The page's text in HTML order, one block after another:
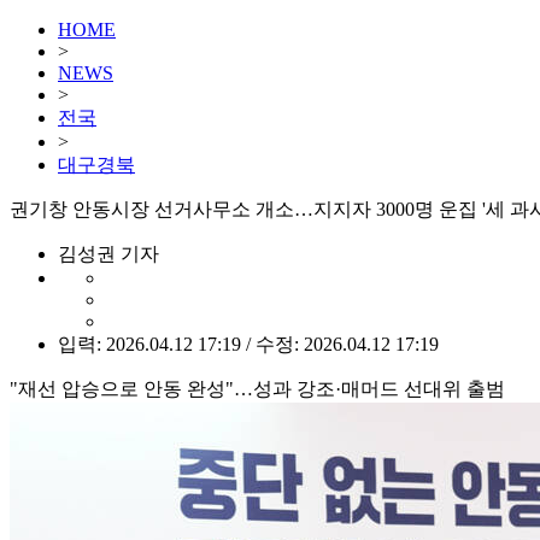
HOME
>
NEWS
>
전국
>
대구경북
권기창 안동시장 선거사무소 개소…지지자 3000명 운집 '세 과
김성권 기자
입력: 2026.04.12 17:19 / 수정: 2026.04.12 17:19
"재선 압승으로 안동 완성"…성과 강조·매머드 선대위 출범